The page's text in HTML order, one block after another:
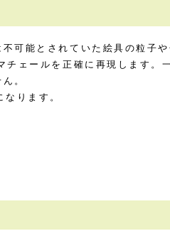
可能とされていた絵具の粒子
ェールを正確に再現します。
。
ります。